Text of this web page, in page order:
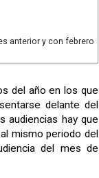
anterior y con febrero
del año en los que
delante del
audiencias hay que
mismo periodo del
del mes de